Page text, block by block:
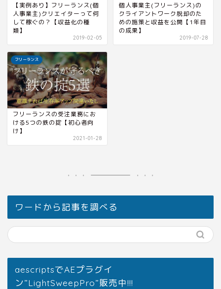
【実例あり】フリーランス(個
人事業主)クリエイターって何
して稼ぐの？【収益化の種
類】
2019-02-05
個人事業主(フリーランス)の
クライアントワーク脱却のた
めの施策と収益を公開【1年目
の成果】
2019-07-28
フリーランス
フリーランスの受注業務にお
ける5つの鉄の掟【初心者向
け】
2021-01-28
ワードから記事を調べる
aescriptsでAEプラグイ
ン”LightSweepPro”販売中!!!